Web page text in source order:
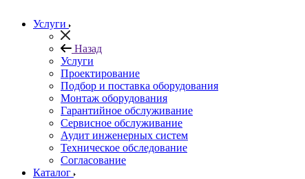
Услуги
Назад
Услуги
Проектирование
Подбор и поставка оборудования
Монтаж оборудования
Гарантийное обслуживание
Сервисное обслуживание
Аудит инженерных систем
Техническое обследование
Согласование
Каталог